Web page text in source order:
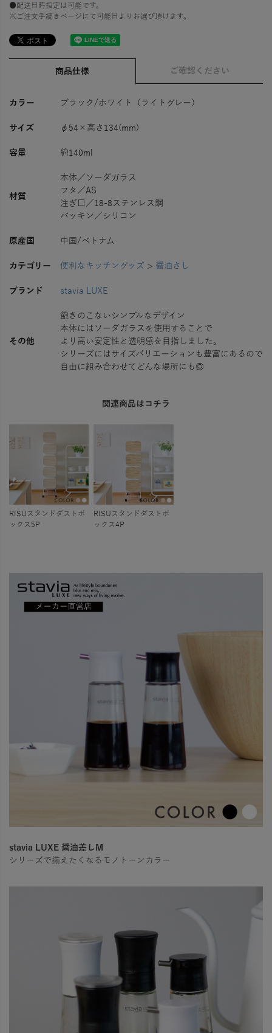
●配送日時指定は可能です。
※ご注文手続きページにて可能日よりお選び頂けます。
商品仕様 ご確認ください
カラー ブラック/ホワイト（ライトグレー）
サイズ φ54×高さ134(mm)
容量 約140ml
材質
本体／ソーダガラス
フタ／AS
注ぎ口／18-8ステンレス鋼
パッキン／シリコン
原産国 中国/ベトナム
カテゴリー 便利なキッチングッズ > 醤油さし
ブランド stavia LUXE
その他
飽きのこないシンプルなデザイン
本体にはソーダガラスを使用することで
より高い安定性と透明感を目指しました。
シリーズにはサイズバリエーションも豊富にあるので
自由に組み合わせてどんな場所にも◎
関連商品はコチラ
RISUスタンドダストボ
ックス5P
RISUスタンドダストボ
ックス4P
stavia LUXE 醤油差しM
シリーズで揃えたくなるモノトーンカラー